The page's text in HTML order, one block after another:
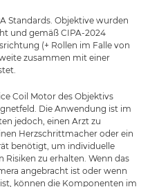
Standards. Objektive wurden
und gemäß CIPA-2024
(+ Rollen im Falle von
zusammen mit einer
Coil Motor des Objektivs
Die Anwendung ist im
jedoch, einen Arzt zu
Herzschrittmacher oder ein
benötigt, um individuelle
zu erhalten. Wenn das
angebracht ist oder wenn
können die Komponenten im